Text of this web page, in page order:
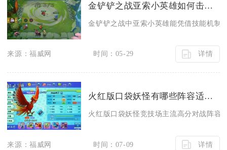
金铲铲之战亚索小英雄如何击败对手
金铲铲之战中亚索小英雄能凭借技能机制
来源：福威网 时间：05-29 详情
火红版口袋妖怪有哪些阵容适合竞技场对战
火红版口袋妖怪竞技场主流高分对战阵容
来源：福威网 时间：07-09 详情